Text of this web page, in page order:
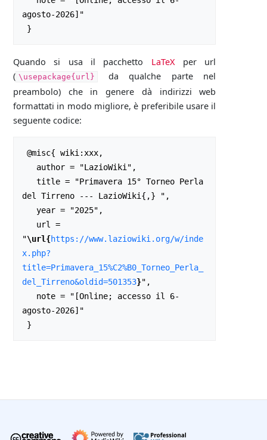
agosto-2026]"
Quando si usa il pacchetto LaTeXper url
( \usepackage{url}
da qualche parte nel
preambolo) che in genere dà indirizzi web
formattati in modo migliore, è preferibile usare il
seguente codice:
del Tirreno --- LazioWiki{,} ",
"\url{https://www.laziowiki.org/w/inde
x.php?
title=Primavera_15%C2%B0_Torneo_Perla_
del_Tirreno&oldid=501353}",
agosto-2026]"